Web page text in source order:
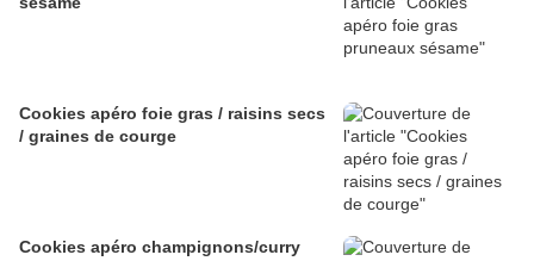
Cookies apéro foie gras / raisins secs
/ graines de courge
Cookies apéro champignons/curry